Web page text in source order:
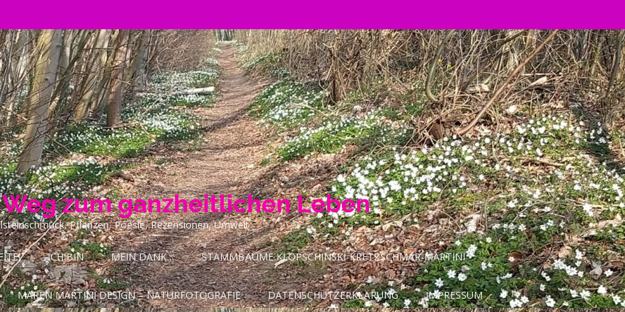
zum ganzheitlichen Leben
Pflanzen, Poesie, Rezensionen, Umwelt
ICH BIN MEIN DANK… STAMMBÄUME KLOPSCHINSKI-KRETZSCHMAR-MARTINI
MAREN MARTINI DESIGN – NATURFOTOGRAFIE DATENSCHUTZERKLÄRUNG IMPRESSUM